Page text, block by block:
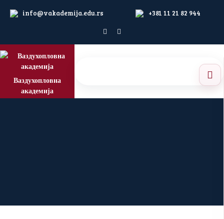
info@vakademija.edu.rs +381 11 21 82 944
Ваздухопловна
академија